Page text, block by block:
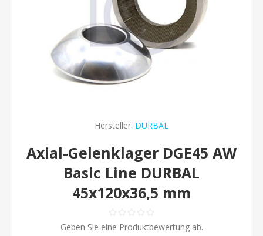
Hersteller: DURBAL
Axial-Gelenklager DGE45 AW
Basic Line DURBAL
45x120x36,5 mm
Geben Sie eine Produktbewertung ab.